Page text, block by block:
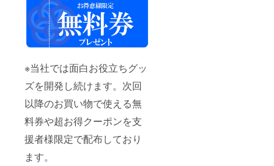
※当社では面白お役立ちグッ
ズを開発し続けます。次回
以降のお買い物で使える無
料券や超お得クーポンを支
援者様限定で配布しており
ます。